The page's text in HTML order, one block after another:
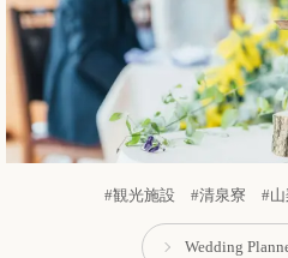
#観光施設 #清泉寮 #山
Wedding